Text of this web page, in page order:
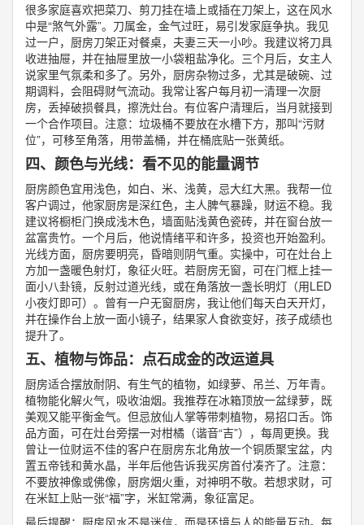
很多家庭喜欢把菜刀、剪刀挂在墙上或插在刀架上，这在风水
中是“煞气外露”。刀属金，金气过旺，易引发家庭争执。我见
过一户，厨房刀架正对餐桌，夫妻三天一小吵。我建议将刀具
收进抽屉，并在抽屉里放一小袋粗盐净化。三个月后，女主人
说家里气氛柔和多了。另外，厨房杂物过多，尤其是破碗、过
期调料，会阻碍财气流动。我常让客户每月初一清理一次厨
房，丢掉破损餐具，擦洗灶台。有位客户清理后，当月就接到
一个合作项目。注意：垃圾桶不要放在水槽下方，那叫“污财
位”，可移至角落，用带盖桶，并在桶底贴一张黄纸。
四、颜色与光线：看不见的能量调节
厨房颜色宜用浅色，如白、米、浅黄，忌大红大黑。我帮一位
客户调过，他家厨房是深红色，主人脾气暴躁，财运不稳。我
建议将橱柜门换成浅木色，墙面贴浅黄色瓷砖，并在窗台放一
盆富贵竹。一个月后，他说情绪平和许多，投资也开始盈利。
光线方面，厨房要明亮，昏暗则阴气重。实操中，可在灶台上
方加一盏暖色射灯，象征火旺。若厨房无窗，可在门框上挂一
面小八卦镜，反射过道光线，或在角落放一盏长明灯（用LED
小夜灯即可）。曾有一户无窗厨房，我让他们每天白天开灯，
并在操作台上放一面小镜子，结果家人食欲变好，孩子成绩也
提升了。
五、植物与饰品：点石成金的改运道具
厨房适合摆放耐阴、有生气的植物，如绿萝、吊兰、万年青。
植物能化解火气，吸收油烟。我推荐在冰箱顶放一盆绿萝，既
美观又能平衡金气。但忌放仙人掌等带刺植物，易招口舌。饰
品方面，可在灶台旁摆一对柑橘（谐音“吉”），每周更换。我
曾让一位财运不佳的客户在厨房东北角放一个铜质聚宝盆，内
置五帝钱和黄水晶，半年后他告诉我买房首付凑齐了。注意：
不要放神像或佛像，厨房烟火重，对神明不敬。若想求财，可
在米缸上贴一张“福”字，米缸常满，象征富足。
最后提醒：厨房风水不是迷信，而是环境与人的能量互动。每